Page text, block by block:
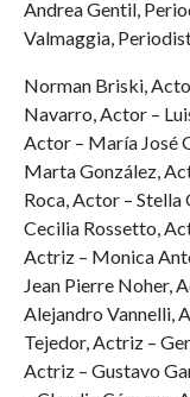
Andrea Gentil,
Valmaggia,
Norman Briski,
Navarro, Actor –
Actor – María José
Marta González,
Roca, Actor – Stella
Cecilia Rossetto,
Actriz – Monica
Jean Pierre Noher,
Alejandro Vannelli,
Tejedor, Actriz –
Actriz – Gustavo